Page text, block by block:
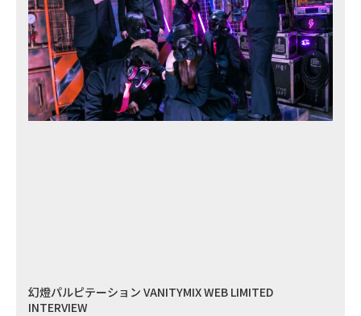
幻燈パルピテーション VANITYMIX WEB LIMITED
INTERVIEW